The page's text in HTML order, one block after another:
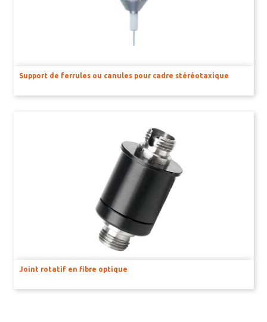
Support de ferrules ou canules pour cadre stéréotaxique
Joint rotatif en fibre optique